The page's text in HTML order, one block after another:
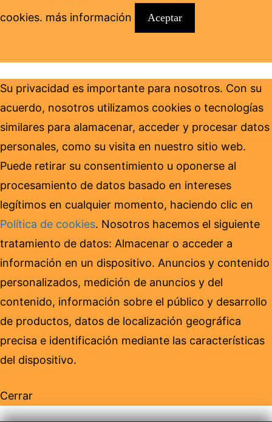
cookies. más información Aceptar
Su privacidad es importante para nosotros. Con su
acuerdo, nosotros utilizamos cookies o tecnologías
similares para alamacenar, acceder y procesar datos
personales, como su visita en nuestro sitio web.
Puede retirar su consentimiento u oponerse al
procesamiento de datos basado en intereses
legítimos en cualquier momento, haciendo clic en
Política de cookies. Nosotros hacemos el siguiente
tratamiento de datos: Almacenar o acceder a
información en un dispositivo. Anuncios y contenido
personalizados, medición de anuncios y del
contenido, información sobre el público y desarrollo
de productos, datos de localización geográfica
precisa e identificación mediante las características
del dispositivo.
Cerrar